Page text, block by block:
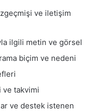
ve iletişim
ilgili metin ve görsel
biçim ve nedeni
ve takvimi
ve destek istenen